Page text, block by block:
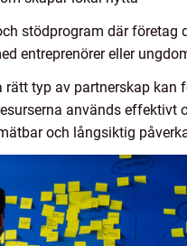
stödprogram där företag
entreprenörer eller
rätt typ av partnerskap kan
används effektivt
och långsiktig